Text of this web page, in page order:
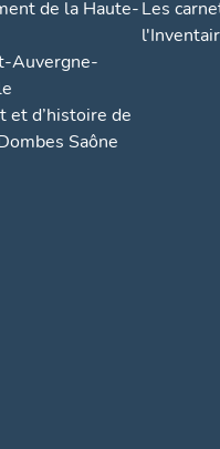
de la Haute-
Auvergne-
et d’histoire de
Saône
Les